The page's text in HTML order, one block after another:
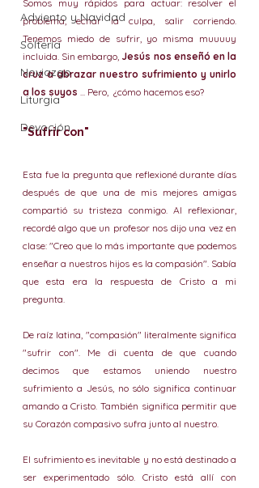
Adviento y Navidad
Soltería
Noviazgo
Liturgia
Devoción
Somos muy rápidos para actuar: resolver el
problema, echar la culpa, salir corriendo.
Tenemos miedo de sufrir, yo misma muuuuy
incluida. Sin embargo, Jesús nos enseñó en la
cruz a abrazar nuestro sufrimiento y unirlo
a los suyos ... Pero,  ¿cómo hacemos eso?
"Sufrir con"
Esta fue la pregunta que reflexioné durante días
después de que una de mis mejores amigas
compartió su tristeza conmigo. Al reflexionar,
recordé algo que un profesor nos dijo una vez en
clase: "Creo que lo más importante que podemos
enseñar a nuestros hijos es la compasión". Sabía
que esta era la respuesta de Cristo a mi
pregunta.
De raíz latina, "compasión" literalmente significa
"sufrir con". Me di cuenta de que cuando
decimos que estamos uniendo nuestro
sufrimiento a Jesús, no sólo significa continuar
amando a Cristo. También significa permitir que
su Corazón compasivo sufra junto al nuestro.
El sufrimiento es inevitable y no está destinado a
ser experimentado sólo. Cristo está allí con